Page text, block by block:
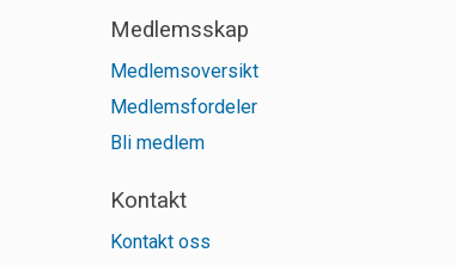
Medlemsskap
Medlemsoversikt
Medlemsfordeler
Bli medlem
Kontakt
Kontakt oss